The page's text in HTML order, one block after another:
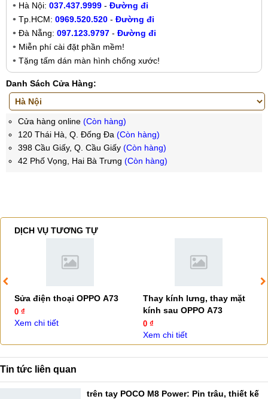
Hà Nội: 037.437.9999 - Đường đi
Tp.HCM: 0969.520.520 - Đường đi
Đà Nẵng: 097.123.9797 - Đường đi
Miễn phí cài đặt phần mềm!
Tặng tấm dán màn hình chống xước!
Danh Sách Cửa Hàng:
Cửa hàng online (Còn hàng)
120 Thái Hà, Q. Đống Đa (Còn hàng)
398 Cầu Giấy, Q. Cầu Giấy (Còn hàng)
42 Phố Vọng, Hai Bà Trưng (Còn hàng)
DỊCH VỤ TƯƠNG TỰ
Sửa điện thoại OPPO A73
0 ₫
Xem chi tiết
Thay kính lưng, thay mặt
kính sau OPPO A73
0 ₫
Xem chi tiết
Tin tức liên quan
trên tay POCO M8 Power: Pin trâu, thiết kế